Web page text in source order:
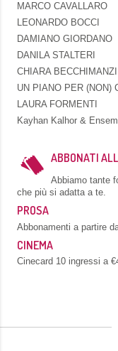
MARCO CAVALLARO
LEONARDO BOCCI
DAMIANO GIORDANO
DANILA STALTERI
CHIARA BECCHIMANZI
UN PIANO PER (NON)
LAURA FORMENTI
Kayhan Kalhor &
ABBONATI
Abbiamo tante
che più si adatta a te.
PROSA
Abbonamenti a partire
CINEMA
Cinecard 10 ingressi a